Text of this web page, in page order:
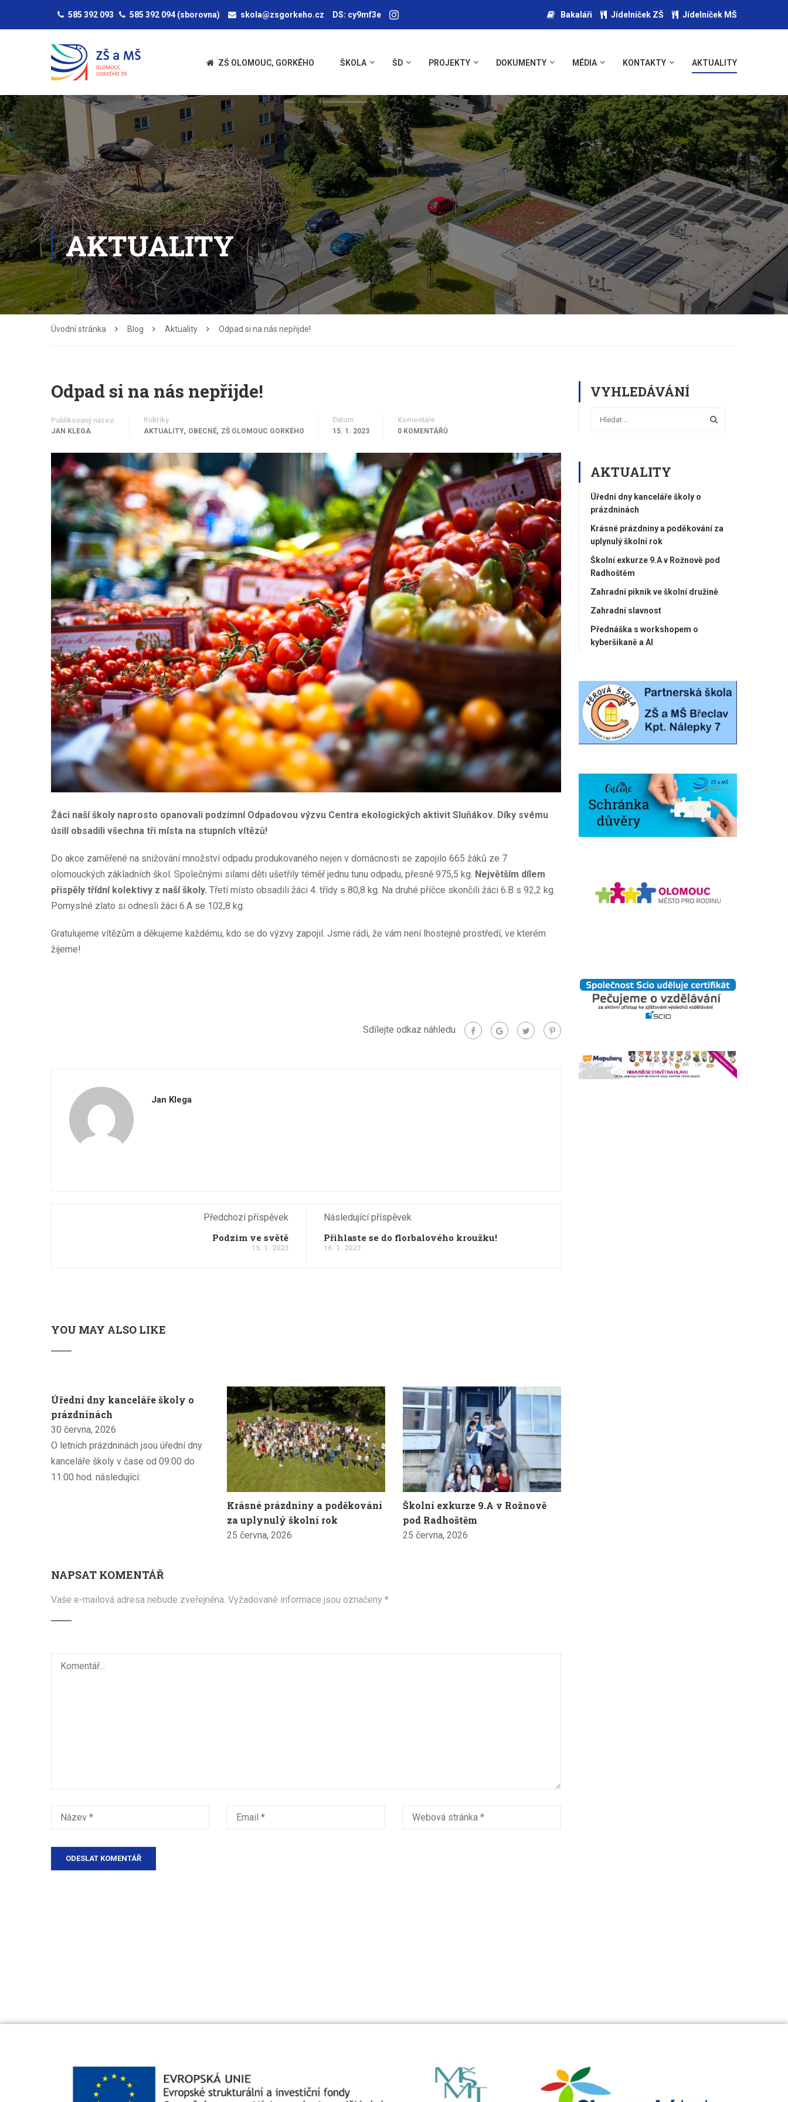
585 392 093 585 392 094 (sborovna) skola@zsgorkeho.cz DS: cy9mf3e Bakaláři Jídelníček ZŠ Jídelníček MŠ
ZŠ OLOMOUC, GORKÉHO ŠKOLA ŠD PROJEKTY DOKUMENTY MÉDIA KONTAKTY AKTUALITY
AKTUALITY
Úvodní stránka Blog Aktuality Odpad si na nás nepřijde!
Odpad si na nás nepřijde!
Publikovaný název:
JAN KLEGA
Rubriky
AKTUALITY, OBECNÉ, ZŠ OLOMOUC GORKÉHO
Datum
15. 1. 2023
Komentáře
0 KOMENTÁŘŮ
Žáci naší školy naprosto opanovali podzimní Odpadovou výzvu Centra ekologických aktivit Sluňákov. Díky svému
úsilí obsadili všechna tři místa na stupních vítězů!
Do akce zaměřené na snižování množství odpadu produkovaného nejen v domácnosti se zapojilo 665 žáků ze 7
olomouckých základních škol. Společnými silami děti ušetřily téměř jednu tunu odpadu, přesně 975,5 kg. Největším dílem
přispěly třídní kolektivy z naší školy. Třetí místo obsadili žáci 4. třídy s 80,8 kg. Na druhé příčce skončili žáci 6.B s 92,2 kg.
Pomyslné zlato si odnesli žáci 6.A se 102,8 kg.
Gratulujeme vítězům a děkujeme každému, kdo se do výzvy zapojil. Jsme rádi, že vám není lhostejné prostředí, ve kterém
žijeme!
Sdílejte odkaz náhledu
Jan Klega
Předchozí příspěvek
Podzim ve světě
15. 1. 2023
Následující příspěvek
Přihlaste se do florbalového kroužku!
16. 1. 2023
YOU MAY ALSO LIKE
Úřední dny kanceláře školy o
prázdninách
30 června, 2026
O letních prázdninách jsou úřední dny
kanceláře školy v čase od 09:00 do
11:00 hod. následující:
Krásné prázdniny a poděkování
za uplynulý školní rok
25 června, 2026
Školní exkurze 9.A v Rožnově
pod Radhoštěm
25 června, 2026
NAPSAT KOMENTÁŘ
Vaše e-mailová adresa nebude zveřejněna. Vyžadované informace jsou označeny *
VYHLEDÁVÁNÍ
AKTUALITY
Úřední dny kanceláře školy o
prázdninách
Krásné prázdniny a poděkování za
uplynulý školní rok
Školní exkurze 9.A v Rožnově pod
Radhoštěm
Zahradní piknik ve školní družině
Zahradní slavnost
Přednáška s workshopem o
kyberšikaně a AI